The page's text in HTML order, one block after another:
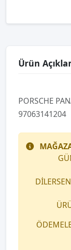
Ürün
PORSCHE
97063141204